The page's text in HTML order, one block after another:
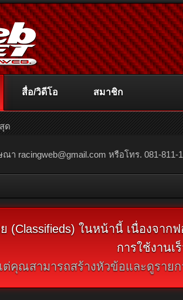
ณา racingweb@gmail.com หรือโทร. 081-811-
ในหน้านี้ เนื่องจาก
การใช้งานเ
ต่คุณสามารถสร้างหัวข้อและดูราย
ด
สื่อ/วิดีโอ สมาชิก